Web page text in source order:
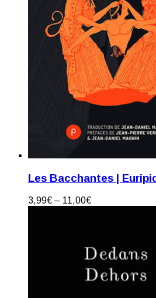
Les Bacchantes |
3,99€ – 11,00€